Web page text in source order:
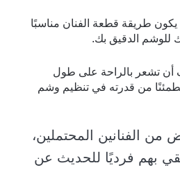
طريقة قطعة الفنان مناسبًا
للوشم الدقيق بك.
أن تشعر بالراحة على طول
من قدرته في تنظيم وشم
من الفنانين المحتملين،
بهم فرديًا للحديث عن